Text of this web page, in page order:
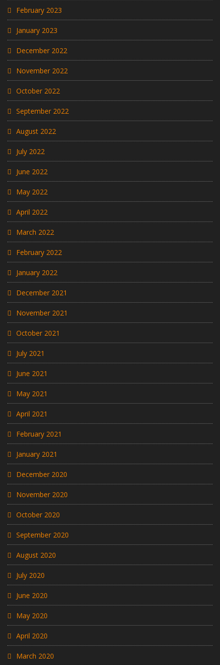
February 2023
January 2023
December 2022
November 2022
October 2022
September 2022
August 2022
July 2022
June 2022
May 2022
April 2022
March 2022
February 2022
January 2022
December 2021
November 2021
October 2021
July 2021
June 2021
May 2021
April 2021
February 2021
January 2021
December 2020
November 2020
October 2020
September 2020
August 2020
July 2020
June 2020
May 2020
April 2020
March 2020